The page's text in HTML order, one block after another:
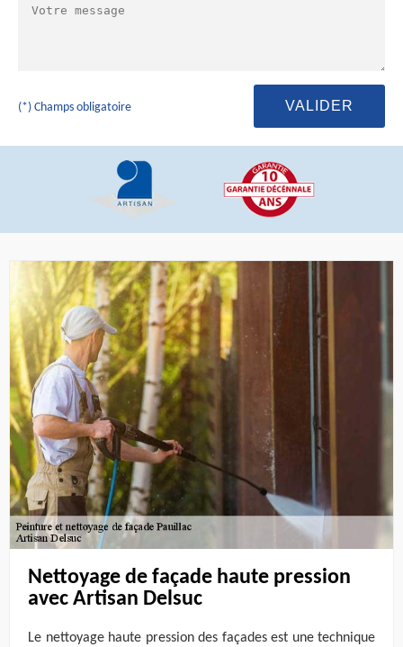
(*) Champs obligatoire
Nettoyage de façade haute pression
avec Artisan Delsuc
Le nettoyage haute pression des façades est une technique